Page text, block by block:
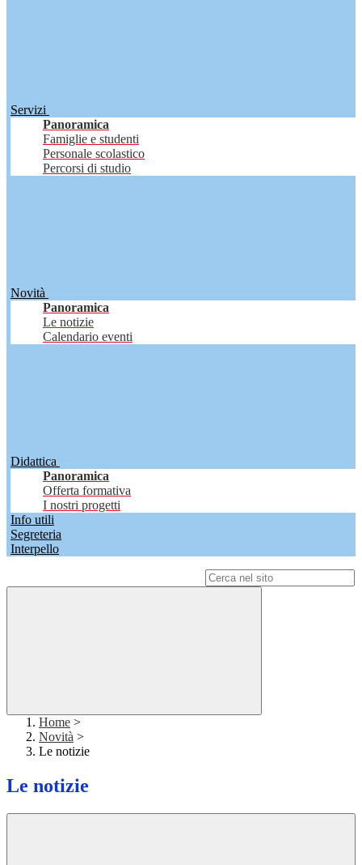
Servizi
Panoramica
Famiglie e studenti
Personale scolastico
Percorsi di studio
Novità
Panoramica
Le notizie
Calendario eventi
Didattica
Panoramica
Offerta formativa
I nostri progetti
Info utili
Segreteria
Interpello
Home >
Novità >
Le notizie
Le notizie